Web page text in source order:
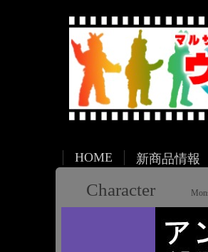
HOME 新商品情報
Character